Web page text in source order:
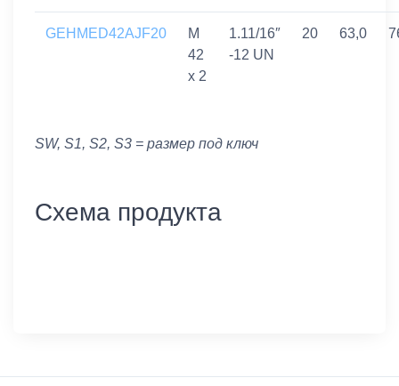
GEHMED42AJF20
M
42
x 2
1.11/16″
-12 UN
20 63,0
SW, S1, S2, S3 = размер под ключ
Схема продукта